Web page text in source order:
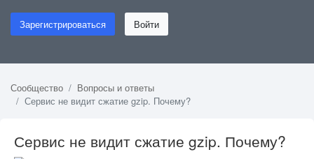
Зарегистрироваться Войти
Сообщество
Вопросы и ответы
Сервис не видит сжатие gzip. Почему?
Сервис не видит сжатие gzip. Почему?